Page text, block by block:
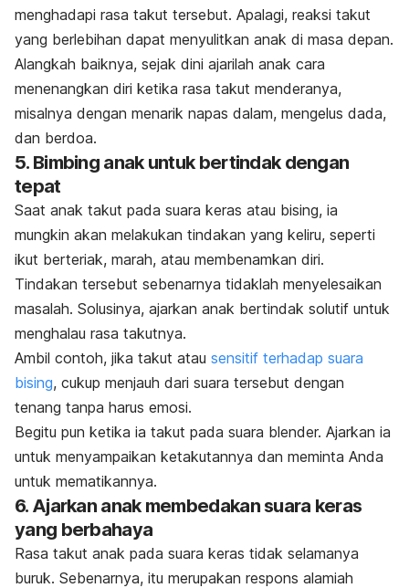
menghadapi rasa takut tersebut. Apalagi, reaksi takut
yang berlebihan dapat menyulitkan anak di masa depan.
Alangkah baiknya, sejak dini ajarilah anak cara
menenangkan diri ketika rasa takut menderanya,
misalnya dengan menarik napas dalam, mengelus dada,
dan berdoa.
5. Bimbing anak untuk bertindak dengan
tepat
Saat anak takut pada suara keras atau bising, ia
mungkin akan melakukan tindakan yang keliru, seperti
ikut berteriak, marah, atau membenamkan diri.
Tindakan tersebut sebenarnya tidaklah menyelesaikan
masalah. Solusinya, ajarkan anak bertindak solutif untuk
menghalau rasa takutnya.
Ambil contoh, jika takut atau sensitif terhadap suara
bising, cukup menjauh dari suara tersebut dengan
tenang tanpa harus emosi.
Begitu pun ketika ia takut pada suara blender. Ajarkan ia
untuk menyampaikan ketakutannya dan meminta Anda
untuk mematikannya.
6. Ajarkan anak membedakan suara keras
yang berbahaya
Rasa takut anak pada suara keras tidak selamanya
buruk. Sebenarnya, itu merupakan respons alamiah